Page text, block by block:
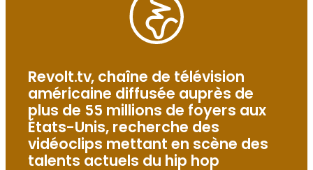
Revolt.tv, chaîne de télévision
américaine diffusée auprès de
plus de 55 millions de foyers aux
États-Unis, recherche des
vidéoclips mettant en scène des
talents actuels du hip hop